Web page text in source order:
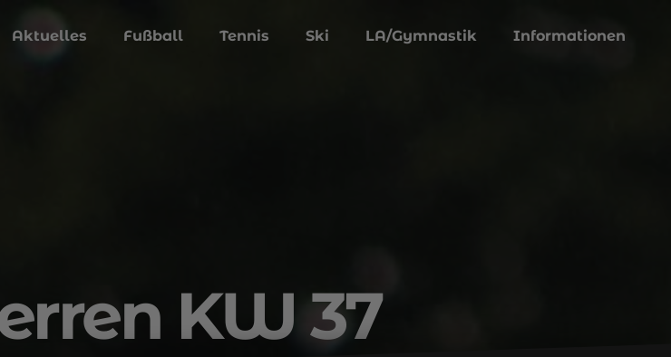
Aktuelles Fußball Tennis Ski LA/Gymnastik Informationen
KW 37